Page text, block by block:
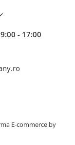
- 17:00
E-commerce by